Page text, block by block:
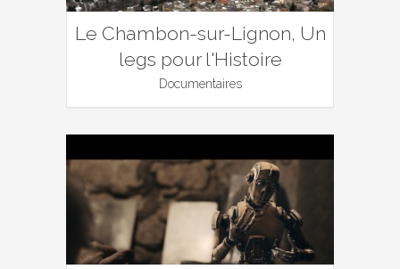
Le Chambon-sur-Lignon, Un
legs pour l'Histoire
Documentaires